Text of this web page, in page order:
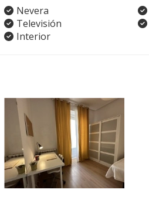
Nevera
Televisión
Interior